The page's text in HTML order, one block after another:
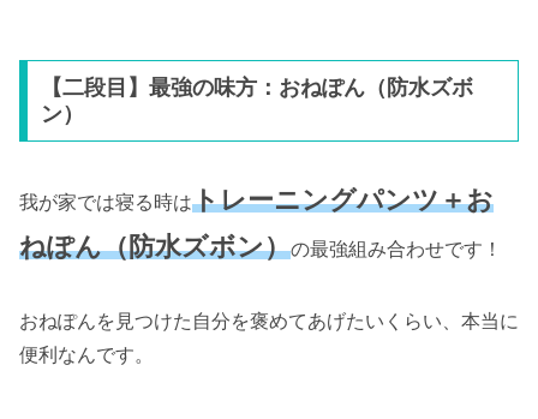
【二段目】最強の味方：おねぽん（防水ズボ
ン）
我が家では寝る時はトレーニングパンツ＋お
ねぽん（防水ズボン）の最強組み合わせです！
おねぽんを見つけた自分を褒めてあげたいくらい、本当に
便利なんです。